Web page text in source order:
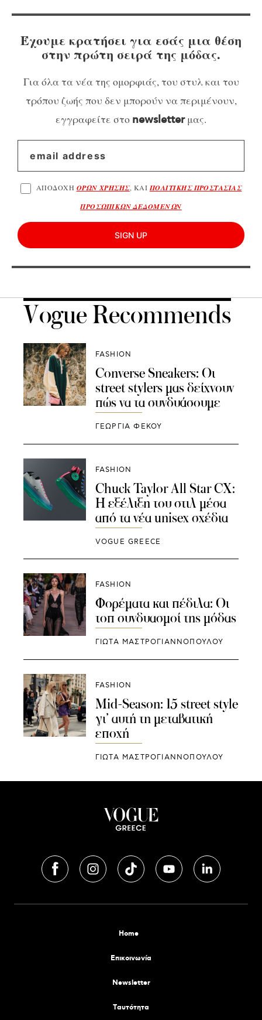
Έχουμε κρατήσει για εσάς μια θέση
στην πρώτη σειρά της μόδας.
Για όλα τα νέα της ομορφιάς, του στυλ και του
τρόπου ζωής που δεν μπορούν να περιμένουν,
εγγραφείτε στο newsletterμας.
ΑΠΟΔΟΧΗ ΟΡΩΝ ΧΡΗΣΗΣ, ΚΑΙ ΠΟΛΙΤΙΚΗΣ ΠΡΟΣΤΑΣΙΑΣ
ΠΡΟΣΩΠΙΚΩΝ ΔΕΔΟΜΕΝΩΝ
SIGN UP
Vogue Recommends
FASHION
Converse Sneakers: Oι
street stylers μας δείχνουν
πώς να τα συνδυάσουμε
ΓΕΩΡΓΙΑ ΦΕΚΟΥ
FASHION
Chuck Taylor All Star CX:
Η εξέλιξη του στιλ μέσα
από τα νέα unisex σχέδια
VOGUE GREECE
FASHION
Φορέματα και πέδιλα: Οι
τοπ συνδυασμοί της μόδας
ΓΙΩΤΑ ΜΑΣΤΡΟΓΙΑΝΝΟΠΟΥΛΟΥ
FASHION
Mid-Season: 15 street style
γι’ αυτή τη μεταβατική
εποχή
ΓΙΩΤΑ ΜΑΣΤΡΟΓΙΑΝΝΟΠΟΥΛΟΥ
Home
Επικοινωνία
Newsletter
Tαυτότητα